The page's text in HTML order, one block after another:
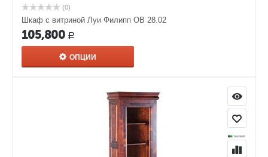
(0)
Шкаф с витриной Луи Филипп ОВ 28.02
105,800 Р
ОПЦИИ